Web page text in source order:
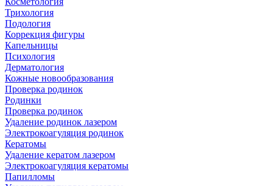
Трихология
Подология
Коррекция фигуры
Капельницы
Психология
Дерматология
Кожные новообразования
Проверка родинок
Родинки
Проверка родинок
Удаление родинок лазером
Электрокоагуляция родинок
Кератомы
Удаление кератом лазером
Электрокоагуляция кератомы
Папилломы